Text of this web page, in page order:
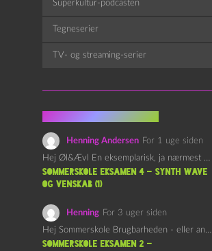
Superkultur-podcasten
Tegneserier
TV- og streaming-serier
Henning Andersen For 1 uge siden
Hej Øl&Ævl En eksemplarisk, ja nærmest yndefuld, afslutning på SOMMERSKOLEN.…
Sommerskole Eksamen 4 – Synth Wave
og Venskab (1)
Henning For 3 uger siden
Hej Sommerskole Brugbarheden - eller anvendeligheden - af "Øl&Ævl" er…
Sommerskole Eksamen 2 –